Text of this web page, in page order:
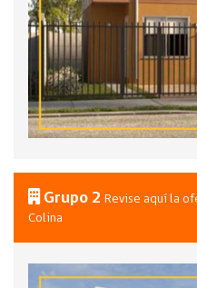
Grupo 2 Revise aquí la
Colina